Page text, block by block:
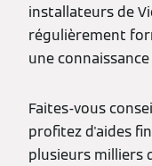
installateurs de
régulièrement
une
Faites-vous
profitez d'aides
plusieurs milliers